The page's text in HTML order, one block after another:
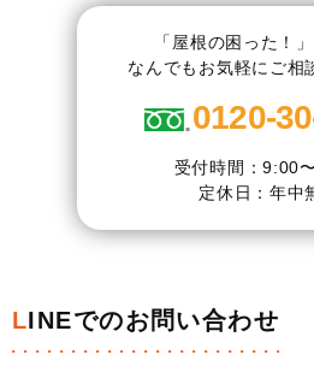
「屋根の困った！
なんでもお気軽にご相
0120-
受付時間：9:00
定休日：年中
LINEでのお問い合わせ